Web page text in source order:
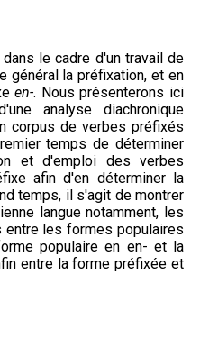
le cadre d'un travail de
général la préfixation, et en
en-. Nous présenterons ici
analyse diachronique
corpus de verbes préfixés
temps de déterminer
et d'emploi des verbes
afin d'en déterminer la
temps, il s'agit de montrer
langue notamment, les
entre les formes populaires
populaire en en- et la
entre la forme préfixée et